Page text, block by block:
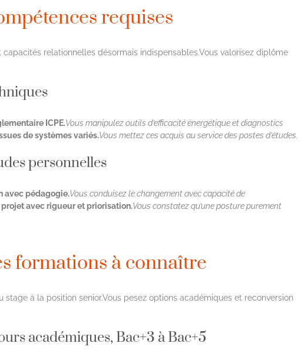
requises
relationnelles désormais indispensables.Vous valorisez diplôme
ICPE.Vous manipulez outils d’efficacité énergétique et diagnostics
de systèmes variés.Vous mettez ces acquis au service des postes d’études.
personnelles
avec pédagogie.Vous conduisez le changement avec capacité de
avec rigueur et priorisation.Vous constatez qu’une posture purement
formations à connaître
à la position senior.Vous pesez options académiques et reconversion
académiques, Bac+3 à Bac+5